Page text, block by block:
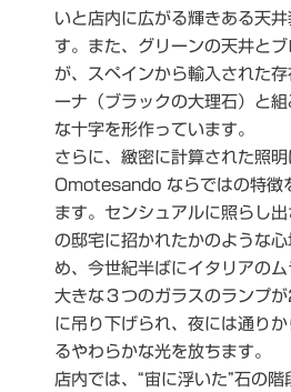
いと店内に広がる輝きある天
す。また、グリーンの天井と
が、スペインから輸入された
ーナ（ブラックの大理石）と
な十字を形作っています。
さらに、緻密に計算された照
Omotesando ならではの特徴
ます。センシュアルに照らし
の邸宅に招かれたかのような
め、今世紀半ばにイタリアの
大きな３つのガラスのランプ
に吊り下げられ、夜には通り
るやわらかな光を放ちます。
店内では、“宙に浮いた”石の